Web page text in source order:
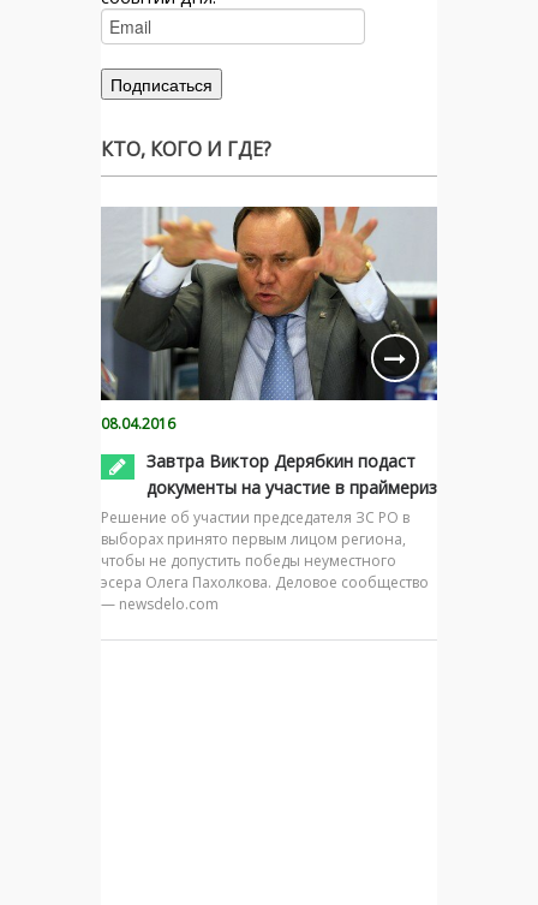
КТО, КОГО И ГДЕ?
08.04.2016
Завтра Виктор Дерябкин подаст
документы на участие в праймериз
Решение об участии председателя ЗС РО в
выборах принято первым лицом региона,
чтобы не допустить победы неуместного
эсера Олега Пахолкова. Деловое сообщество
— newsdelo.com